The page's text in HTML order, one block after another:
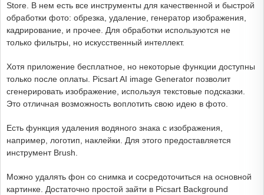
Store. В нем есть все инструменты для качественной и быстрой
обработки фото: обрезка, удаление, генератор изображения,
кадрирование, и прочее. Для обработки используются не
только фильтры, но искусственный интеллект.
Хотя приложение бесплатное, но некоторые функции доступны
только после оплаты. Picsart AI image Generator позволит
сгенерировать изображение, используя текстовые подсказки.
Это отличная возможность воплотить свою идею в фото.
Есть функция удаления водяного знака с изображения,
например, логотип, наклейки. Для этого предоставляется
инструмент Brush.
Можно удалять фон со снимка и сосредоточиться на основной
картинке. Достаточно простой зайти в Picsart Background